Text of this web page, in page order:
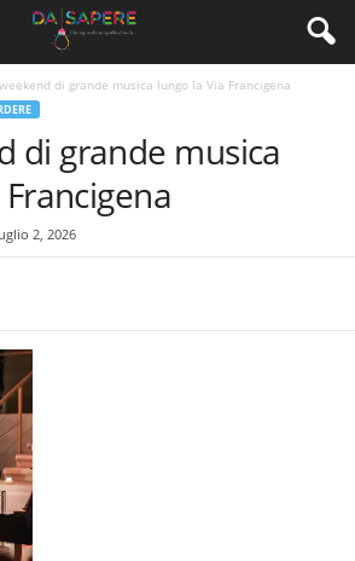
di grande musica lungo la Via Francigena
di grande musica
2, 2026